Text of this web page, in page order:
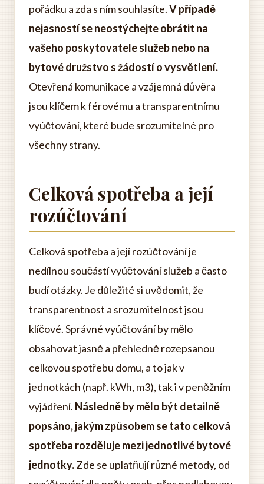
pořádku a zda s ním souhlasíte.V případě
nejasností se neostýchejte obrátit na
vašeho poskytovatele služeb nebo na
bytové družstvo s žádostí o vysvětlení.
Otevřená komunikace a vzájemná důvěra
jsou klíčem k férovému a transparentnímu
vyúčtování, které bude srozumitelné pro
všechny strany.
Celková spotřeba a její
rozúčtování
Celková spotřeba a její rozúčtování je
nedílnou součástí vyúčtování služeb a často
budí otázky. Je důležité si uvědomit, že
transparentnost a srozumitelnost jsou
klíčové. Správné vyúčtování by mělo
obsahovat jasně a přehledně rozepsanou
celkovou spotřebu domu, a to jak v
jednotkách (např. kWh, m3), tak i v peněžním
vyjádření. Následně by mělo být detailně
popsáno, jakým způsobem se tato celková
spotřeba rozděluje mezi jednotlivé bytové
jednotky.Zde se uplatňují různé metody, od